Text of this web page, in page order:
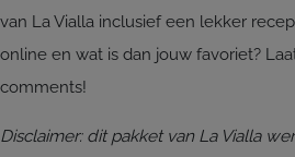
van La Vialla inclusief een lekker
online en wat is dan jouw favoriet?
comments!
Disclaimer: dit pakket van La Vialla